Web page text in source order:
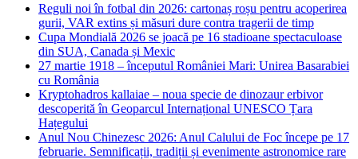
Reguli noi în fotbal din 2026: cartonaș roșu pentru acoperirea
gurii, VAR extins și măsuri dure contra tragerii de timp
Cupa Mondială 2026 se joacă pe 16 stadioane spectaculoase
din SUA, Canada și Mexic
27 martie 1918 – începutul României Mari: Unirea Basarabiei
cu România
Kryptohadros kallaiae – noua specie de dinozaur erbivor
descoperită în Geoparcul Internațional UNESCO Țara
Hațegului
Anul Nou Chinezesc 2026: Anul Calului de Foc începe pe 17
februarie. Semnificații, tradiții și evenimente astronomice rare